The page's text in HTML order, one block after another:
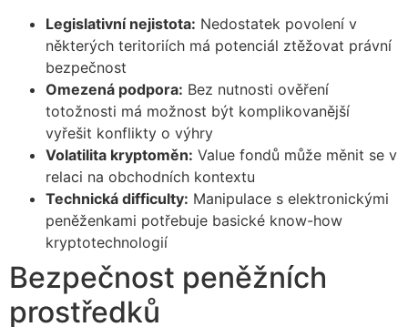
Legislativní nejistota: Nedostatek povolení v
některých teritoriích má potenciál ztěžovat právní
bezpečnost
Omezená podpora: Bez nutnosti ověření
totožnosti má možnost být komplikovanější
vyřešit konflikty o výhry
Volatilita kryptoměn: Value fondů může měnit se v
relaci na obchodních kontextu
Technická difficulty: Manipulace s elektronickými
peněženkami potřebuje basické know-how
kryptotechnologií
Bezpečnost peněžních
prostředků